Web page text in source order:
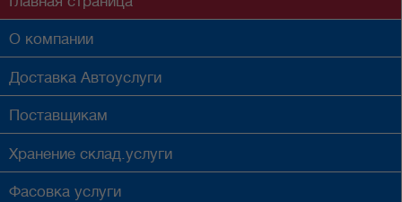
О компании
Доставка Автоуслуги
Поставщикам
Хранение склад.услуги
Фасовка услуги